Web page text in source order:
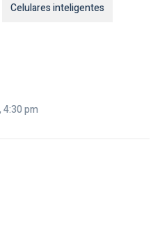
Celulares inteligentes
pm